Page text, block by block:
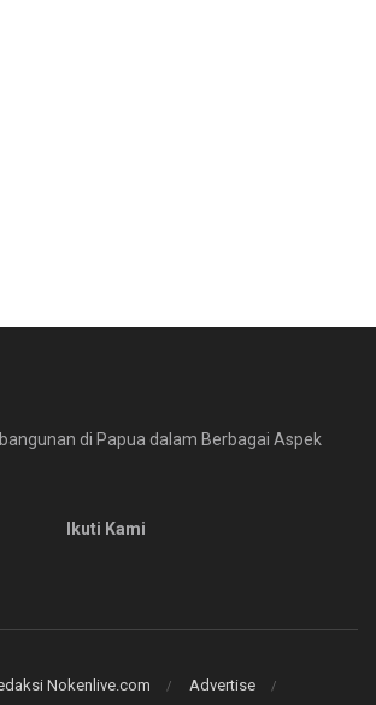
di Papua dalam Berbagai Aspek
Ikuti Kami
Nokenlive.com
Advertise